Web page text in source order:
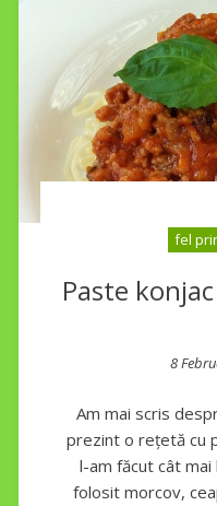
fel
Paste
8
Am mai scris
prezint o rețetă cu
l-am făcut cât mai
folosit morcov,